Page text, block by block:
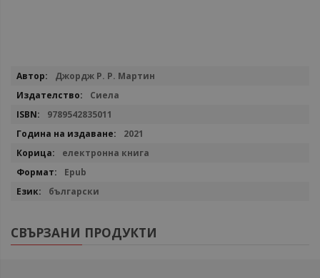
Повече
Джордж Р. Р. Мартин
Сиела
9789542835011
2021
електронна книга
Epub
български
СВЪРЗАНИ ПРОДУКТИ